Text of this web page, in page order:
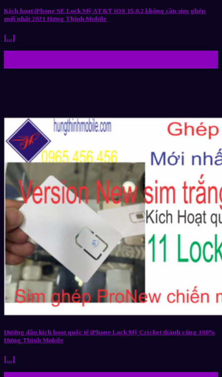
Kích hoạt iPhone SE Lock Mỹ AT&T iOS 15.0.2 không cần sim ghép
mới nhất 2021 Hưng Thịnh Mobile
[...]
Hướng dẫn kích hoạt quốc tế iPhone Lock Mỹ Cricket thành công 100%
Hưng Thịnh Mobile
[...]